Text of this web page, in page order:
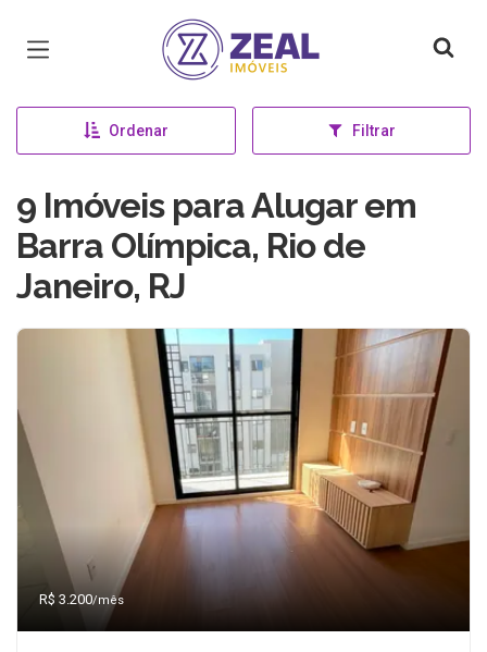
Página inicial
Ordenar Filtrar
9 Imóveis para Alugar em
Barra Olímpica, Rio de
Janeiro, RJ
R$ 3.200/mês